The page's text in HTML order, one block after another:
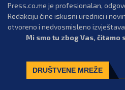
Press.co.me je profesionalan,
Redakciju čine iskusni urednici i
otvoreno i nedvosmisleno
Mi smo tu zbog Vas, čitamo
DRUŠTVENE MREŽE